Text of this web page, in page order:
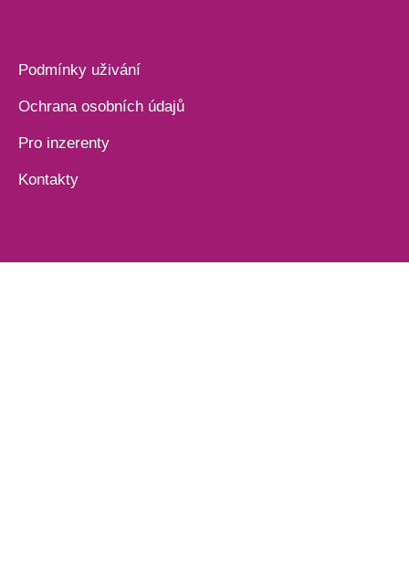
Podmínky uživání
Ochrana osobních údajů
Pro inzerenty
Kontakty